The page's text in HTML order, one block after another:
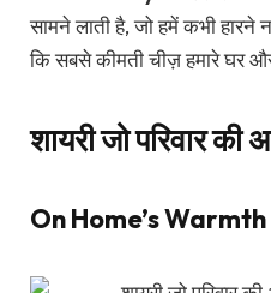
सामने लाती है, जो हमें कभी हारने
कि सबसे कीमती चीज़ हमारे घर और
शायरी जो परिवार की
On Home’s Warmth